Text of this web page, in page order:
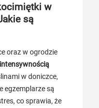
w
są
oraz w ogrodzie
intensywnością
w doniczce,
egzemplarze są
co sprawia, że